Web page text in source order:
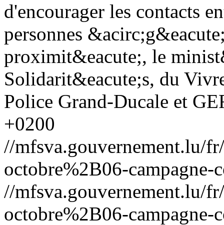
d'encourager les contacts
personnes
proximit&eacute;, le
Solidarit&eacute;s, du
Police Grand-Ducale et
+0200
//mfsva.gouvernement.lu/
octobre%2B06-campagne-
//mfsva.gouvernement.lu/
octobre%2B06-campagne-